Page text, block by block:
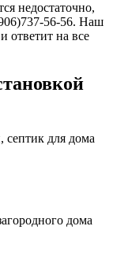
недостаточно,
56-56. Наш
ответит на все